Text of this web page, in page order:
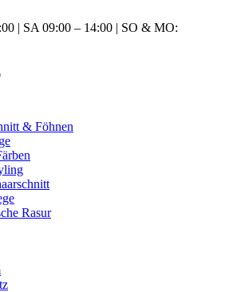
| SA 09:00 – 14:00 | SO & MO:
& Föhnen
Rasur